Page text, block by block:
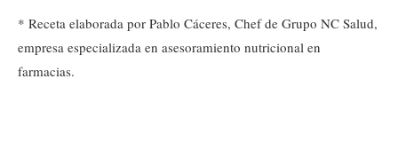
* Receta elaborada por Pablo Cáceres, Chef de Grupo NC Salud,
empresa especializada en asesoramiento nutricional en
farmacias.